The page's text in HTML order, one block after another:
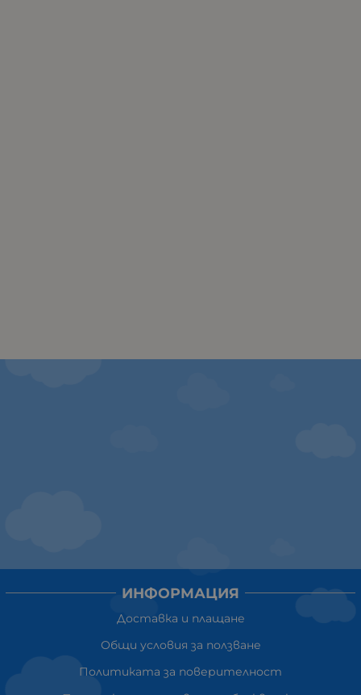
ИНФОРМАЦИЯ
Доставка и плащане
Общи условия за ползване
Политиката за поверителност